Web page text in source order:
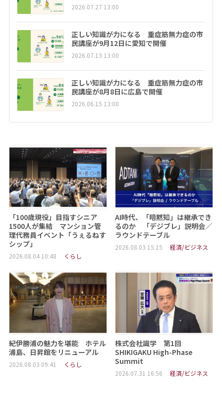
2026.07.27 13:00
正しい知識が力になる 重症筋無力症の市
民講座が9月12日に愛知で開催
2026.07.13 13:00
正しい知識が力になる 重症筋無力症の市
民講座が8月8日に広島で開催
2026.06.15 13:00
「100歳現役」目指すシニア
1500人が集結 マンション管
理代務員イベント「うぇるねす
シップ」
2026.08.04 10:48 くらし
AI時代、「暗黙知」は継承でき
るのか 「デジブレ」説明会／
ラウンドテーブル
2026.08.03 15:15 経済/ビジネス
紀伊勝浦の魅力を堪能 ホテル
浦島、日昇館をリニューアル
2026.08.03 09:41 くらし
株式会社識学 第1回
SHIKIGAKU High-Phase
Summit
2026.07.31 16:56 経済/ビジネス